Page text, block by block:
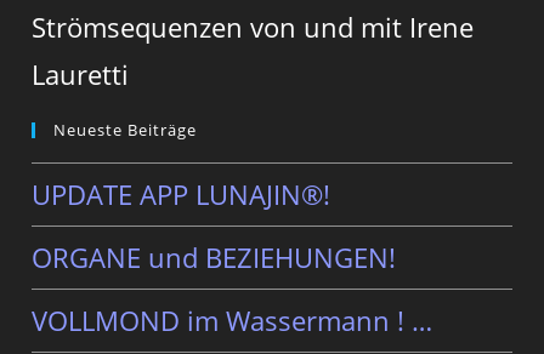
Strömsequenzen von und mit Irene
Lauretti
Neueste Beiträge
UPDATE APP LUNAJIN®!
ORGANE und BEZIEHUNGEN!
VOLLMOND im Wassermann ! …